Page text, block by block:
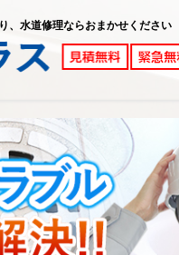
、水道修理ならおまかせください